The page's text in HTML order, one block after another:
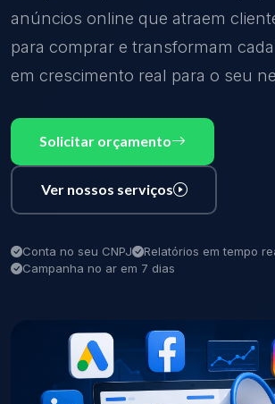
anúncios online que atraem
para comprar e transformam
em crescimento real para o seu
Solicitar orçamento
Ver nossos serviços
Conta no seu CNPJ
Relatórios em tempo
Campanha no ar em 7 dias